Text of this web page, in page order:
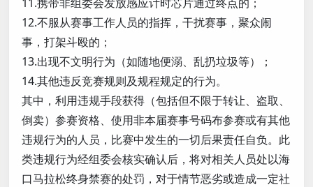
12.不服从赛事工作人员的指挥，干扰赛事，聚众闹
事，打架斗殴的；
13.出现不文明行为（如随地便溺、乱扔垃圾等）；
14.其他违反竞赛规则及规程规定的行为。
其中，利用违规手段获得（包括但不限于转让、盗取、
倒卖）参赛资格、使用非本届赛事号码布参赛或有其他
违规行为的人员，比赛中发生的一切后果责任自负。此
类违规行为经组委会核实确认后，将对相关人员处以海
口马拉松终身禁赛的处罚，对于情节恶劣或造成一定社